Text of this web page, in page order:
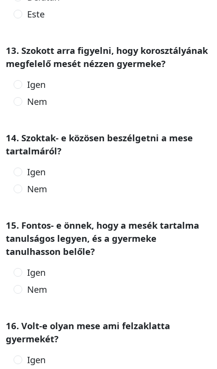
Este
13. Szokott arra figyelni, hogy korosztályának
megfelelő mesét nézzen gyermeke?
Igen
Nem
14. Szoktak- e közösen beszélgetni a mese
tartalmáról?
Igen
Nem
15. Fontos- e önnek, hogy a mesék tartalma
tanulságos legyen, és a gyermeke
tanulhasson belőle?
Igen
Nem
16. Volt-e olyan mese ami felzaklatta
gyermekét?
Igen